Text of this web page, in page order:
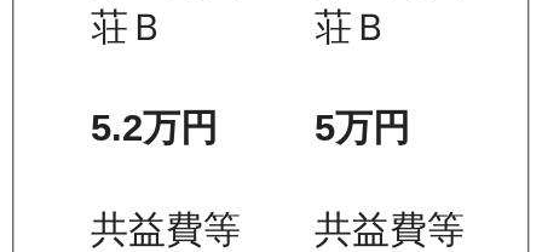
荘Ｂ
5.2万円
共益費等
荘Ｂ
5万円
共益費等